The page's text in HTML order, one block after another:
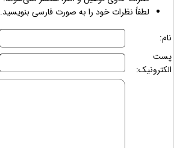
لطفاً نظرات خود را به صورت فارسی بنویسید.
نام:
پست
الکترونیک: